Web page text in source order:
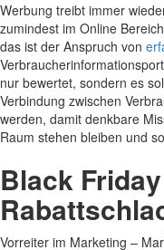
Werbung treibt immer
zumindest im Online
das ist der Anspruch von
nur bewertet, sondern es
Verbindung zwischen
werden, damit denkbare
Raum stehen bleiben und
Black
Vorreiter im Marketing –